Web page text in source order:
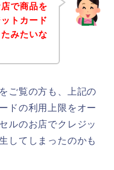
で商品を
トカード
みたいな
ご覧の方も、上記の
ドの利用上限をオー
ルのお店でクレジッ
してしまったのかも